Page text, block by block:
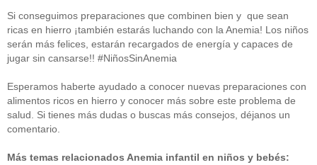
Si conseguimos preparaciones que combinen bien y que sean
ricas en hierro ¡también estarás luchando con la Anemia! Los niños
serán más felices, estarán recargados de energía y capaces de
jugar sin cansarse!! #NiñosSinAnemia
Esperamos haberte ayudado a conocer nuevas preparaciones con
alimentos ricos en hierro y conocer más sobre este problema de
salud. Si tienes más dudas o buscas más consejos, déjanos un
comentario.
Más temas relacionados Anemia infantil en niños y bebés: